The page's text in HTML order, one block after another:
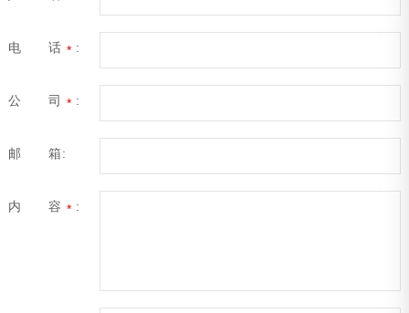
电 话 * :
公 司 * :
邮 箱:
内 容 * :